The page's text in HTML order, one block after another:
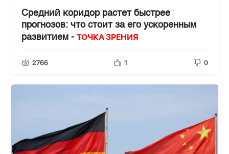
Средний коридор растет быстрее
прогнозов: что стоит за его ускоренным
развитием - ТОЧКА ЗРЕНИЯ
2766 1 0